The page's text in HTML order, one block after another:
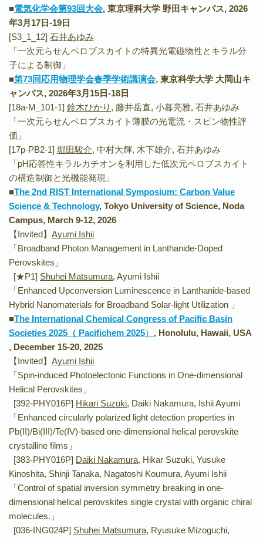
■電気化学会第93回大会, 東京理科大学 野田キャンパス, 2026
年3月17日-19 日
[S3_1_12] 石井あゆみ
「一次元らせんペロブスカイトの特異光電磁物性とキラル分
子による制御」
■第73回応用物理学会春季学術講演会, 東京科学大学 大岡山キ
ャンパス, 2026年3月15日-18日
[18a-M_101-1] 鈴木ひかり , 藤井岳直, 小暮亮雅, 石井あゆみ
「一次元らせんペロブスカイト薄膜の光電流・スピン物性評
価」
[17p-PB2-1] 堀田駿介, 中村大輝, 木下雄介, 石井あゆみ
「pH応答性キラルカチオンを利用した低次元ペロブスカイト
の構造制御と光機能発現」
■The 2nd RIST International Symposium: Carbon Value
Science & Technology, Tokyo University of Science, Noda
Campus, March 9-12, 2026
【Invited】 Ayumi Ishii
「Broadband Photon Management in Lanthanide-Doped
Perovskites」
[★P1] Shuhei Matsumura, Ayumi Ishii
「Enhanced Upconversion Luminescence in Lanthanide-based
Hybrid Nanomaterials for Broadband Solar-light Utilization 」
■The International Chemical Congress of Pacific Basin
Societies 2025（ Pacifichem 2025） , Honolulu, Hawaii, USA
, December 15-20, 2025
【Invited】 Ayumi Ishii
「Spin-induced Photoelectonic Functions in One-dimensional
Helical Perovskites」
[392-PHY016P] Hikari Suzuki, Daiki Nakamura, Ishii Ayumi
「Enhanced circularly polarized light detection properties in
Pb(II)/Bi(III)/Te(IV)-based one-dimensional helical perovskite
crystalline films」
[383-PHY016P] Daiki Nakamura, Hikar Suzuki, Yusuke
Kinoshita, Shinji Tanaka, Nagatoshi Koumura, Ayumi Ishii
「Control of spatial inversion symmetry breaking in one-
dimensional helical perovskites single crystal with organic chiral
molecules.」
[036-ING024P] Shuhei Matsumura, Ryusuke Mizoguchi,